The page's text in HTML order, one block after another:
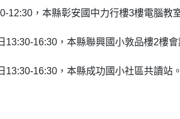
12:30，本縣彰安國中力行樓3樓電腦教
13:30-16:30，本縣聯興國小敦品樓2樓
13:30-16:30，本縣成功國小社區共讀站